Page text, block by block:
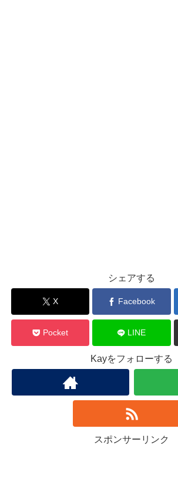
シェアする
X Facebook
Pocket LINE
Kayをフォローする
スポンサーリンク